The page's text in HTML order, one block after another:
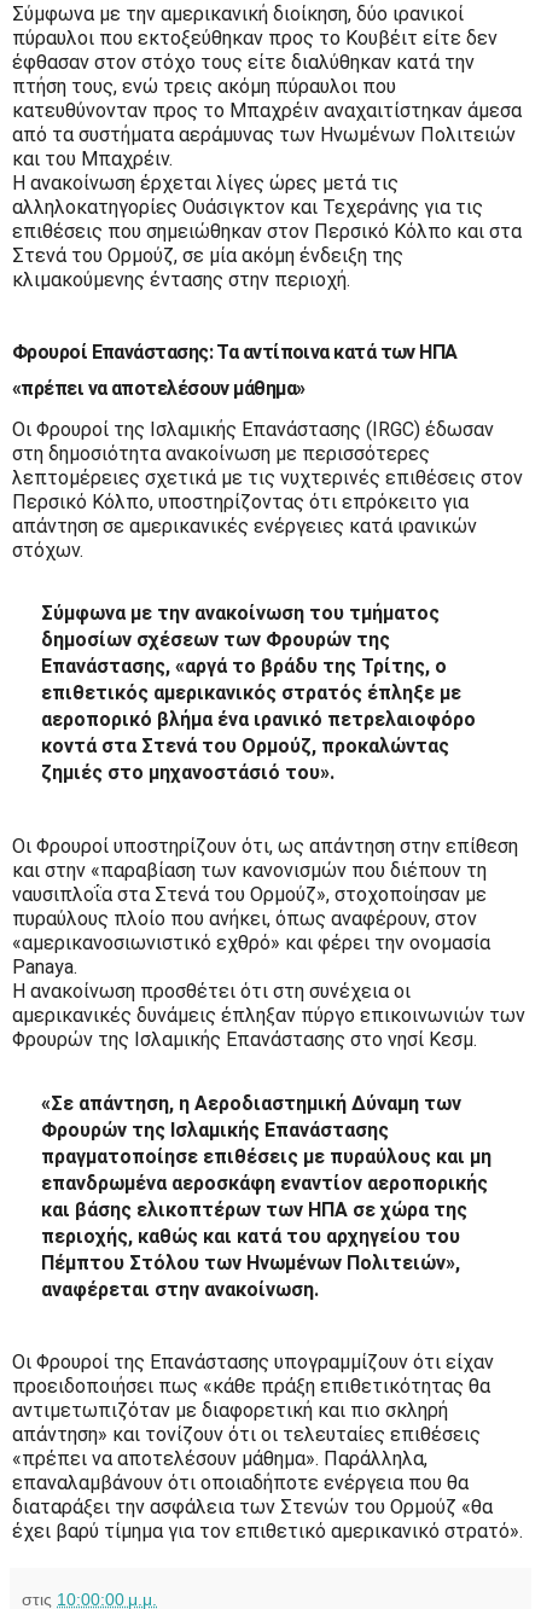
Σύμφωνα με την αμερικανική διοίκηση, δύο ιρανικοί
πύραυλοι που εκτοξεύθηκαν προς το Κουβέιτ είτε δεν
έφθασαν στον στόχο τους είτε διαλύθηκαν κατά την
πτήση τους, ενώ τρεις ακόμη πύραυλοι που
κατευθύνονταν προς το Μπαχρέιν αναχαιτίστηκαν άμεσα
από τα συστήματα αεράμυνας των Ηνωμένων Πολιτειών
και του Μπαχρέιν.
Η ανακοίνωση έρχεται λίγες ώρες μετά τις
αλληλοκατηγορίες Ουάσιγκτον και Τεχεράνης για τις
επιθέσεις που σημειώθηκαν στον Περσικό Κόλπο και στα
Στενά του Ορμούζ, σε μία ακόμη ένδειξη της
κλιμακούμενης έντασης στην περιοχή.
Φρουροί Επανάστασης: Τα αντίποινα κατά των ΗΠΑ
«πρέπει να αποτελέσουν μάθημα»
Οι Φρουροί της Ισλαμικής Επανάστασης (IRGC) έδωσαν
στη δημοσιότητα ανακοίνωση με περισσότερες
λεπτομέρειες σχετικά με τις νυχτερινές επιθέσεις στον
Περσικό Κόλπο, υποστηρίζοντας ότι επρόκειτο για
απάντηση σε αμερικανικές ενέργειες κατά ιρανικών
στόχων.
Σύμφωνα με την ανακοίνωση του τμήματος
δημοσίων σχέσεων των Φρουρών της
Επανάστασης, «αργά το βράδυ της Τρίτης, ο
επιθετικός αμερικανικός στρατός έπληξε με
αεροπορικό βλήμα ένα ιρανικό πετρελαιοφόρο
κοντά στα Στενά του Ορμούζ, προκαλώντας
ζημιές στο μηχανοστάσιό του».
Οι Φρουροί υποστηρίζουν ότι, ως απάντηση στην επίθεση
και στην «παραβίαση των κανονισμών που διέπουν τη
ναυσιπλοΐα στα Στενά του Ορμούζ», στοχοποίησαν με
πυραύλους πλοίο που ανήκει, όπως αναφέρουν, στον
«αμερικανοσιωνιστικό εχθρό» και φέρει την ονομασία
Panaya.
Η ανακοίνωση προσθέτει ότι στη συνέχεια οι
αμερικανικές δυνάμεις έπληξαν πύργο επικοινωνιών των
Φρουρών της Ισλαμικής Επανάστασης στο νησί Κεσμ.
«Σε απάντηση, η Αεροδιαστημική Δύναμη των
Φρουρών της Ισλαμικής Επανάστασης
πραγματοποίησε επιθέσεις με πυραύλους και μη
επανδρωμένα αεροσκάφη εναντίον αεροπορικής
και βάσης ελικοπτέρων των ΗΠΑ σε χώρα της
περιοχής, καθώς και κατά του αρχηγείου του
Πέμπτου Στόλου των Ηνωμένων Πολιτειών»,
αναφέρεται στην ανακοίνωση.
Οι Φρουροί της Επανάστασης υπογραμμίζουν ότι είχαν
προειδοποιήσει πως «κάθε πράξη επιθετικότητας θα
αντιμετωπιζόταν με διαφορετική και πιο σκληρή
απάντηση» και τονίζουν ότι οι τελευταίες επιθέσεις
«πρέπει να αποτελέσουν μάθημα». Παράλληλα,
επαναλαμβάνουν ότι οποιαδήποτε ενέργεια που θα
διαταράξει την ασφάλεια των Στενών του Ορμούζ «θα
έχει βαρύ τίμημα για τον επιθετικό αμερικανικό στρατό».
στις 10:00:00 μ.μ.